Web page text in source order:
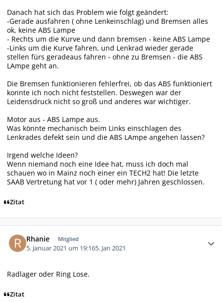
Danach hat sich das Problem wie folgt geändert:
-Gerade ausfahren ( ohne Lenkeinschlag) und Bremsen alles
ok, keine ABS Lampe
- Rechts um die Kurve und dann bremsen - keine ABS Lampe
-Links um die Kurve fahren, und Lenkrad wieder gerade
stellen fürs geradeaus fahren - ohne zu Bremsen - die ABS
LAmpe geht an.
Die Bremsen funktionieren fehlerfrei, ob das ABS funktioniert
konnte ich noch nicht feststellen. Deswegen war der
Leidensdruck nicht so groß und anderes war wichtiger.
Motor aus - ABS Lampe aus.
Was könnte mechanisch beim Links einschlagen des
Lenkrades defekt sein und die ABS LAmpe angehen lassen?
Irgend welche Ideen?
Wenn niemand noch eine Idee hat, muss ich doch mal
schauen wo in Mainz noch einer ein TECH2 hat! Die letzte
SAAB Vertretung hat vor 1 ( oder mehr) Jahren geschlossen.
Zitat
Rhanie Mitglied
5. Januar 2021 um 19:165. Jan 2021
Radlager oder Ring Lose.
Zitat